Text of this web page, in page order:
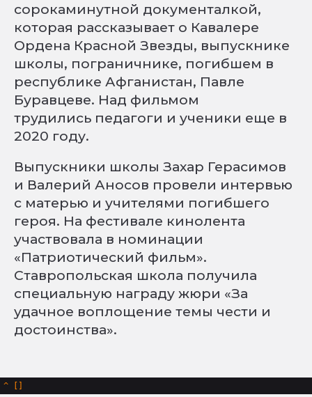
сорокаминутной документалкой,
которая рассказывает о Кавалере
Ордена Красной Звезды, выпускнике
школы, пограничнике, погибшем в
республике Афганистан, Павле
Буравцеве. Над фильмом
трудились педагоги и ученики еще в
2020 году.
Выпускники школы Захар Герасимов
и Валерий Аносов провели интервью
с матерью и учителями погибшего
героя. На фестивале кинолента
участвовала в номинации
«Патриотический фильм».
Ставропольская школа получила
специальную награду жюри «За
удачное воплощение темы чести и
достоинства».
^